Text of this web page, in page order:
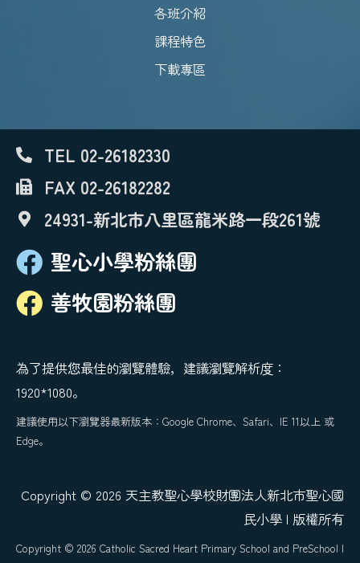
各班介紹
課程特色
下載專區
TEL 02-26182330
FAX 02-26182282
24931-新北市八里區龍米路一段261號
聖心小學粉絲團
善牧園粉絲團
為了提供您最佳的瀏覽體驗，建議瀏覽解析度：
1920*1080。
建議使用以下瀏覽器最新版本：Google Chrome、Safari、IE 11以上 或
Edge。
Copyright © 2026 天主教聖心學校財團法人新北市聖心國
民小學 | 版權所有
Copyright © 2026 Catholic Sacred Heart Primary School and PreSchool |